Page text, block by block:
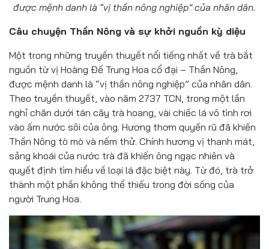
được mệnh danh là “vị thần nông nghiệp” của nhân dân.
Câu chuyện Thần Nông và sự khởi nguồn kỳ diệu
Một trong những truyền thuyết nổi tiếng nhất về trà bắt
nguồn từ vị Hoàng Đế Trung Hoa cổ đại – Thần Nông,
được mệnh danh là “vị thần nông nghiệp” của nhân dân.
Theo truyền thuyết, vào năm 2737 TCN, trong một lần
nghỉ chân dưới tán cây trà hoang, vài chiếc lá vô tình rơi
vào ấm nước sôi của ông. Hương thơm quyến rũ đã khiến
Thần Nông tò mò và nếm thử. Chính hương vị thanh mát,
sảng khoái của nước trà đã khiến ông ngạc nhiên và
quyết định tìm hiểu về loại lá đặc biệt này. Từ đó, trà trở
thành một phần không thể thiếu trong đời sống của
người Trung Hoa.